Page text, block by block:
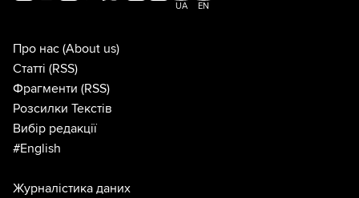
UA EN
Про нас (About us)
Статті (RSS)
Фрагменти (RSS)
Розсилки Текстів
Вибір редакції
#English
Журналістика даних